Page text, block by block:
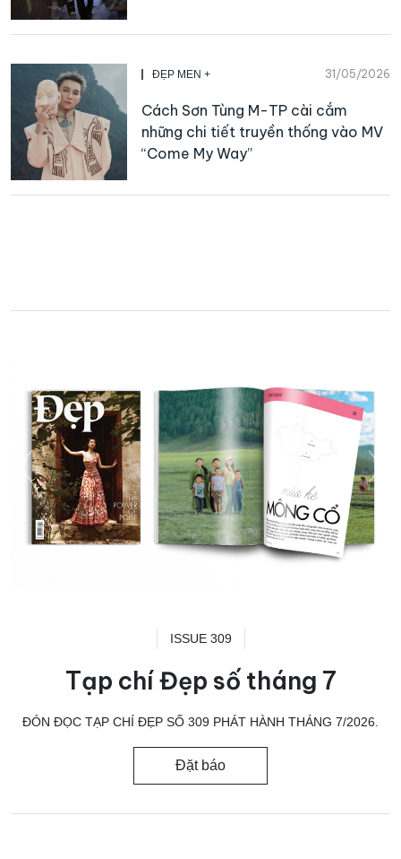
ĐẸP MEN + 31/05/2026
Cách Sơn Tùng M-TP cài cắm
những chi tiết truyền thống vào MV
“Come My Way”
ISSUE 309
Tạp chí Đẹp số tháng 7
ĐÓN ĐỌC TẠP CHÍ ĐẸP SỐ 309 PHÁT HÀNH THÁNG 7/2026.
Đặt báo